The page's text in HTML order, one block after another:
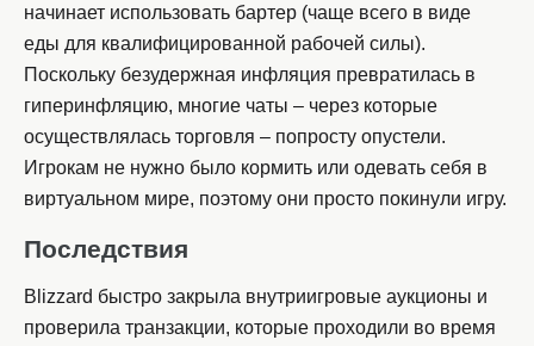
начинает использовать бартер (чаще всего в виде
еды для квалифицированной рабочей силы).
Поскольку безудержная инфляция превратилась в
гиперинфляцию, многие чаты – через которые
осуществлялась торговля ­– попросту опустели.
Игрокам не нужно было кормить или одевать себя в
виртуальном мире, поэтому они просто покинули игру.
Последствия
Blizzard быстро закрыла внутриигровые аукционы и
проверила транзакции, которые проходили во время